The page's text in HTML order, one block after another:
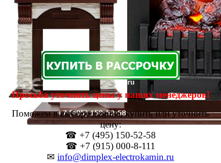
Просьба уточнять цены у наших менеджеров!
Поможем в выборе камина, купить или уточнить
цену:
☎ +7 (495) 150-52-58
☎ +7 (915) 000-8-111
✉ info@dimplex-electrokamin.ru